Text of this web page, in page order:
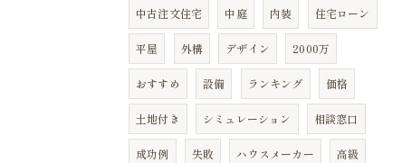
中古注文住宅 中庭 内装 住宅ローン
平屋 外構 デザイン 2000万
おすすめ 設備 ランキング 価格
土地付き シミュレーション 相談窓口
成功例 失敗 ハウスメーカー 高級